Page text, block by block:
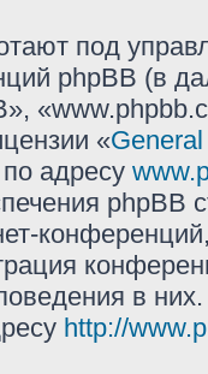
под
phpBB (в
«
адресу
phpBB
в
http://